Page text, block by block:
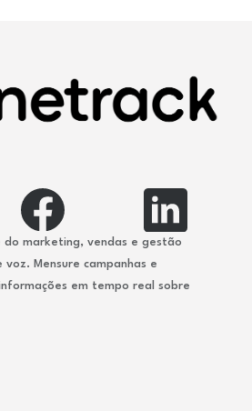
marketing, vendas e gestão
Mensure campanhas e
em tempo real sobre